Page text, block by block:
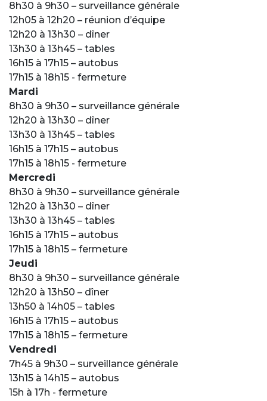
8h30 à 9h30 – surveillance générale
12h05 à 12h20 – réunion d’équipe
12h20 à 13h30 – dîner
13h30 à 13h45 – tables
16h15 à 17h15 – autobus
17h15 à 18h15 - fermeture
Mardi
8h30 à 9h30 – surveillance générale
12h20 à 13h30 – dîner
13h30 à 13h45 – tables
16h15 à 17h15 – autobus
17h15 à 18h15 - fermeture
Mercredi
8h30 à 9h30 – surveillance générale
12h20 à 13h30 – dîner
13h30 à 13h45 – tables
16h15 à 17h15 – autobus
17h15 à 18h15 – fermeture
Jeudi
8h30 à 9h30 – surveillance générale
12h20 à 13h50 – dîner
13h50 à 14h05 – tables
16h15 à 17h15 – autobus
17h15 à 18h15 – fermeture
Vendredi
7h45 à 9h30 – surveillance générale
13h15 à 14h15 – autobus
15h à 17h - fermeture